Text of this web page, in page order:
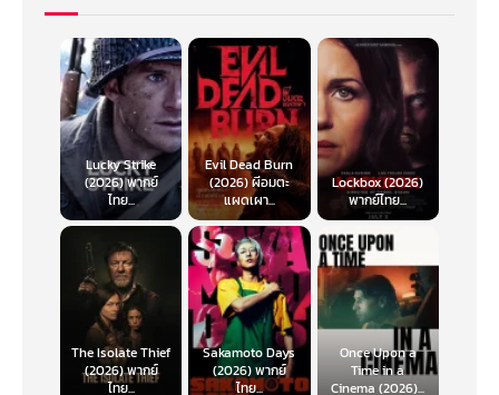
Lucky Strike
(2026) พากย์
ไทย...
Evil Dead Burn
(2026) ผีอมตะ
แผดเผา...
Lockbox (2026)
พากย์ไทย...
The Isolate Thief
(2026) พากย์
ไทย...
Sakamoto Days
(2026) พากย์
ไทย...
Once Upon a
Time in a
Cinema (2026)...